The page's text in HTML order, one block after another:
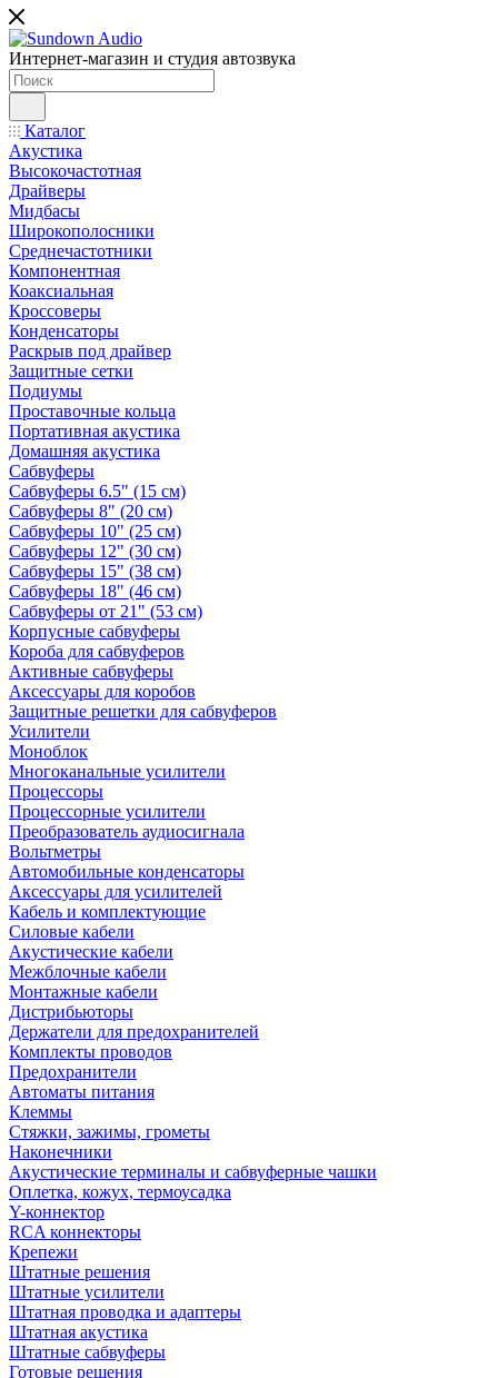
Интернет-магазин и студия автозвука
Каталог
Акустика
Высокочастотная
Драйверы
Мидбасы
Широкополосники
Среднечастотники
Компонентная
Коаксиальная
Кроссоверы
Конденсаторы
Раскрыв под драйвер
Защитные сетки
Подиумы
Проставочные кольца
Портативная акустика
Домашняя акустика
Сабвуферы
Сабвуферы 6.5" (15 см)
Сабвуферы 8" (20 см)
Сабвуферы 10" (25 см)
Сабвуферы 12" (30 см)
Сабвуферы 15" (38 см)
Сабвуферы 18" (46 см)
Сабвуферы от 21" (53 см)
Корпусные сабвуферы
Короба для сабвуферов
Активные сабвуферы
Аксессуары для коробов
Защитные решетки для сабвуферов
Усилители
Моноблок
Многоканальные усилители
Процессоры
Процессорные усилители
Преобразователь аудиосигнала
Вольтметры
Автомобильные конденсаторы
Аксессуары для усилителей
Кабель и комплектующие
Силовые кабели
Акустические кабели
Межблочные кабели
Монтажные кабели
Дистрибьюторы
Держатели для предохранителей
Комплекты проводов
Предохранители
Автоматы питания
Клеммы
Стяжки, зажимы, грометы
Наконечники
Акустические терминалы и сабвуферные чашки
Оплетка, кожух, термоусадка
Y-коннектор
RCA коннекторы
Крепежи
Штатные решения
Штатные усилители
Штатная проводка и адаптеры
Штатная акустика
Штатные сабвуферы
Готовые решения